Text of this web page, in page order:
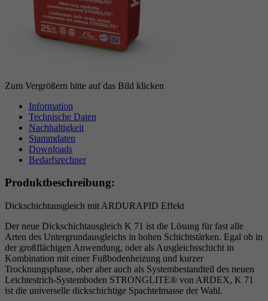
Zum Vergrößern bitte auf das Bild klicken
Information
Technische Daten
Nachhaltigkeit
Stammdaten
Downloads
Bedarfsrechner
Produktbeschreibung:
Dickschichtausgleich mit ARDURAPID Effekt
Der neue Dickschichtausgleich K 71 ist die Lösung für fast alle
Arten des Untergrundausgleichs in hohen Schichtstärken. Egal ob in
der großflächigen Anwendung, oder als Ausgleichsschicht in
Kombination mit einer Fußbodenheizung und kurzer
Trocknungsphase, ober aber auch als Systembestandteil des neuen
Leichtestrich-Systemboden STRONGLITE® von ARDEX, K 71
ist die universelle dickschichtige Spachtelmasse der Wahl.